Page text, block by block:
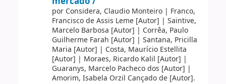
por Considera, Claudio Monteiro| Franco,
Francisco de Assis Leme[Autor] | Saintive,
Marcelo Barbosa [Autor] | Corrêa, Paulo
Guilherme Farah [Autor] | Santana, Pricilla
Maria [Autor] | Costa, Maurício Estellita
[Autor] | Moraes, Ricardo Kalil [Autor] |
Guaranys, Marcelo Pacheco dos [Autor] |
Amorim, Isabela Orzil Cançado de[Autor].